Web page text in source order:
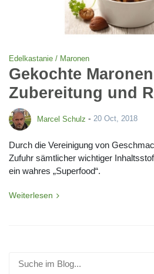
Edelkastanie / Maronen
Gekochte
Zubereitung und
Marcel Schulz - 20 Oct, 2018
Durch die Vereinigung von
Zufuhr sämtlicher wichtiger
ein wahres „Superfood“.
Weiterlesen